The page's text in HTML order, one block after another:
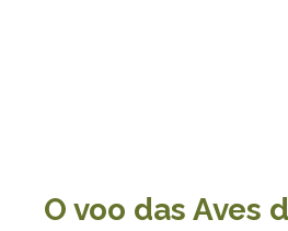
O voo das Aves